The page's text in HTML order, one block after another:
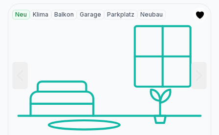
Neu Klima Balkon Garage Parkplatz Neubau